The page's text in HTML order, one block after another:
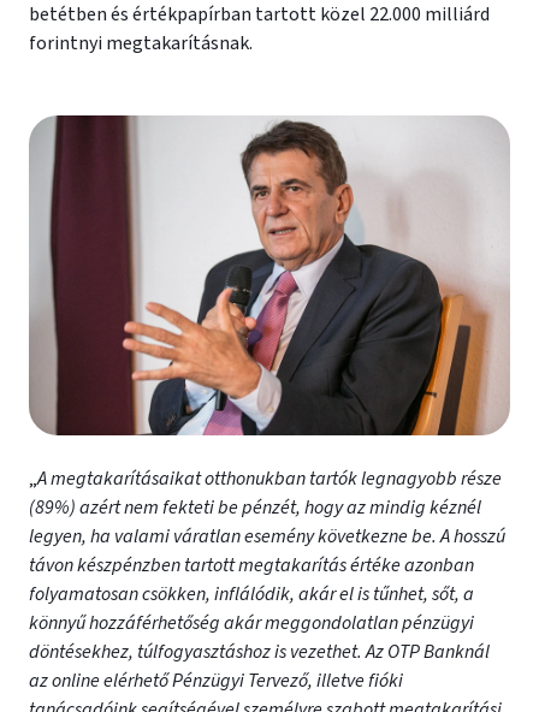
betétben és értékpapírban tartott közel 22.000 milliárd
forintnyi megtakarításnak.
„A megtakarításaikat otthonukban tartók legnagyobb része
(89%) azért nem fekteti be pénzét, hogy az mindig kéznél
legyen, ha valami váratlan esemény következne be. A hosszú
távon készpénzben tartott megtakarítás értéke azonban
folyamatosan csökken, inflálódik, akár el is tűnhet, sőt, a
könnyű hozzáférhetőség akár meggondolatlan pénzügyi
döntésekhez, túlfogyasztáshoz is vezethet. Az OTP Banknál
az online elérhető Pénzügyi Tervező, illetve fióki